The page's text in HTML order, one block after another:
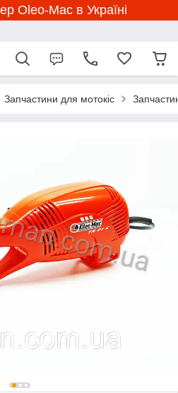
Oleo-Mac в Україні
Запчастини для мотокіс